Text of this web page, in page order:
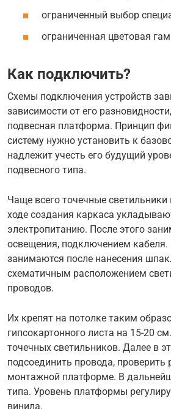
ограниченный выбор
ограниченная цветовая
Как подключить?
Схемы подключения устройств
зависимости от его
подвесная платформа. Принцип
систему нужно установить к
надлежит учесть его будущий
подвесного типа.
Чаще всего точечные
ходе создания каркаса
электропитанию. После этого
освещения, подключением
занимаются после нанесения
схематичным расположением
проводов.
Их крепят на потолке таким
гипсокартонного листа на 15-20
точечных светильников. Далее в
подсоединить провода, проверить
монтажной платформе. В
типа. Уровень платформы
винила.